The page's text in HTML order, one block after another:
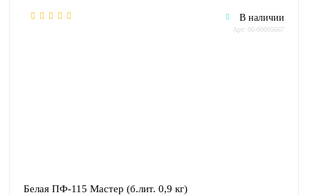
В наличии
Арт: 00-00005667
Белая ПФ-115 Мастер (б.лит. 0,9 кг)